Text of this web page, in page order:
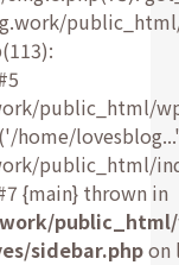
public_html/
home/
public_html/
{main} thrown in
sidebar.phpon